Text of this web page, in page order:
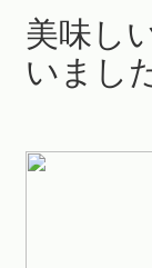
美味し
いまし